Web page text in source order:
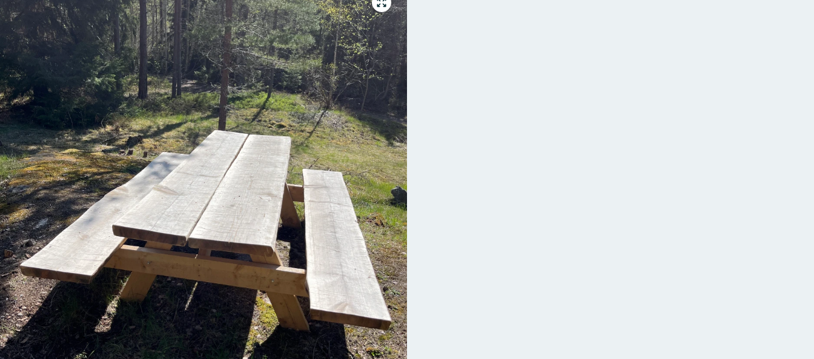
Gå
till
helskärmsläge